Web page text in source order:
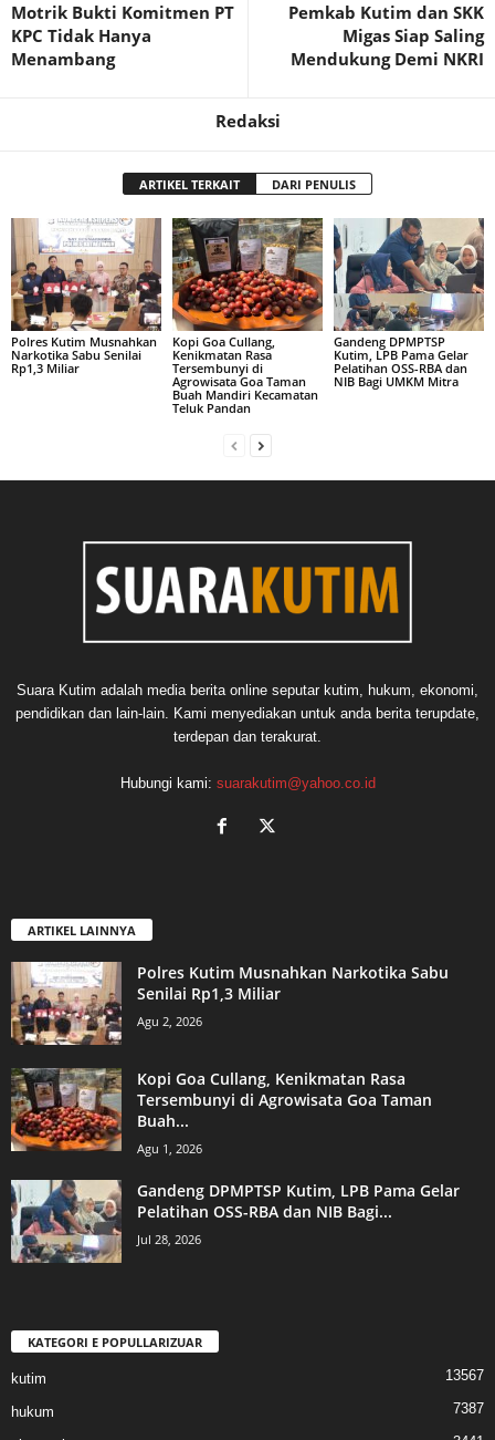
Motrik Bukti Komitmen PT
KPC Tidak Hanya
Menambang
Pemkab Kutim dan SKK
Migas Siap Saling
Mendukung Demi NKRI
Redaksi
ARTIKEL TERKAIT DARI PENULIS
Polres Kutim Musnahkan
Narkotika Sabu Senilai
Rp1,3 Miliar
Kopi Goa Cullang,
Kenikmatan Rasa
Tersembunyi di
Agrowisata Goa Taman
Buah Mandiri Kecamatan
Teluk Pandan
Gandeng DPMPTSP
Kutim, LPB Pama Gelar
Pelatihan OSS-RBA dan
NIB Bagi UMKM Mitra
Suara Kutim adalah media berita online seputar kutim, hukum, ekonomi,
pendidikan dan lain-lain. Kami menyediakan untuk anda berita terupdate,
terdepan dan terakurat.
Hubungi kami: suarakutim@yahoo.co.id
ARTIKEL LAINNYA
Polres Kutim Musnahkan Narkotika Sabu
Senilai Rp1,3 Miliar
Agu 2, 2026
Kopi Goa Cullang, Kenikmatan Rasa
Tersembunyi di Agrowisata Goa Taman
Buah...
Agu 1, 2026
Gandeng DPMPTSP Kutim, LPB Pama Gelar
Pelatihan OSS-RBA dan NIB Bagi...
Jul 28, 2026
KATEGORI E POPULLARIZUAR
kutim 13567
hukum 7387